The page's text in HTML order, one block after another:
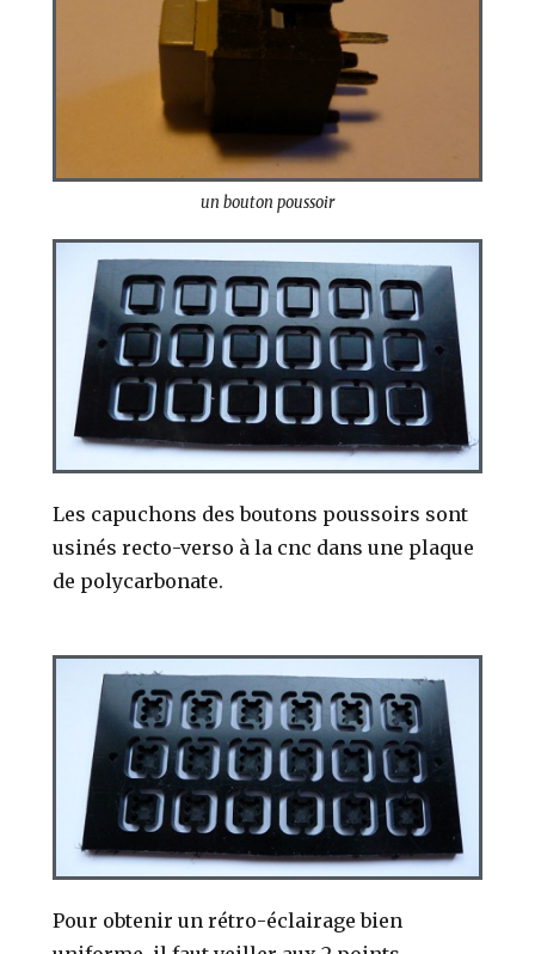
un bouton poussoir
Les capuchons des boutons poussoirs sont
usinés recto-verso à la cnc dans une plaque
de polycarbonate.
Pour obtenir un rétro-éclairage bien